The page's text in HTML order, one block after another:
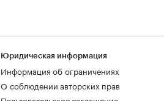
Юридическая информация
Информация об ограничениях
О соблюдении авторских прав